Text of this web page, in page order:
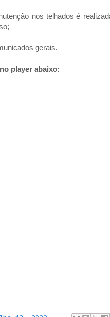
nos telhados é
gerais.
player abaixo: